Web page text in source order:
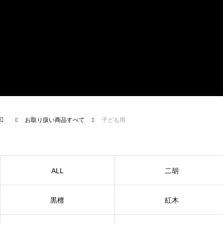
お取り扱い商品すべて 子ども用
ALL 二胡
黒檀 紅木